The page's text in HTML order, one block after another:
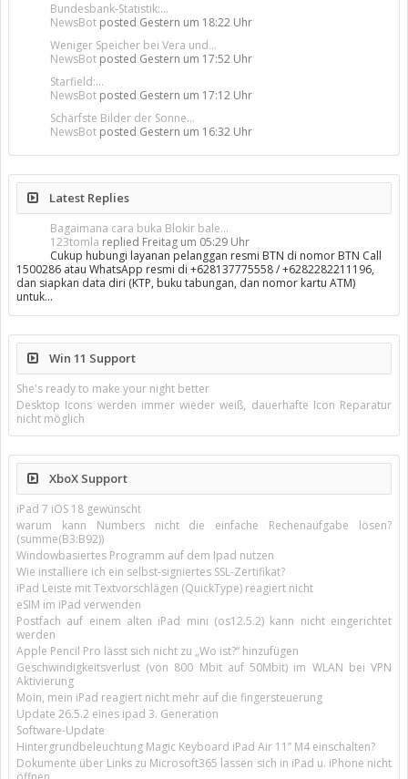
Bundesbank-Statistik:...
NewsBot posted Gestern um 18:22 Uhr
Weniger Speicher bei Vera und...
NewsBot posted Gestern um 17:52 Uhr
Starfield:...
NewsBot posted Gestern um 17:12 Uhr
Schärfste Bilder der Sonne...
NewsBot posted Gestern um 16:32 Uhr
Latest Replies
Bagaimana cara buka Blokir bale...
123tomla replied Freitag um 05:29 Uhr
Cukup hubungi layanan pelanggan resmi BTN di nomor BTN Call
1500286 atau WhatsApp resmi di +628137775558 / +6282282211196,
dan siapkan data diri (KTP, buku tabungan, dan nomor kartu ATM)
untuk…
Win 11 Support
She's ready to make your night better
Desktop Icons werden immer wieder weiß, dauerhafte Icon Reparatur
nicht möglich
XboX Support
iPad 7 iOS 18 gewünscht
warum kann Numbers nicht die einfache Rechenaufgabe lösen?
(summe(B3:B92))
Windowbasiertes Programm auf dem Ipad nutzen
Wie installiere ich ein selbst-signiertes SSL-Zertifikat?
iPad Leiste mit Textvorschlägen (QuickType) reagiert nicht
eSIM im iPad verwenden
Postfach auf einem alten iPad mini (os12.5.2) kann nicht eingerichtet
werden
Apple Pencil Pro lässt sich nicht zu „Wo ist?“ hinzufügen
Geschwindigkeitsverlust (von 800 Mbit auf 50Mbit) im WLAN bei VPN
Aktivierung
Moin, mein iPad reagiert nicht mehr auf die fingersteuerung
Update 26.5.2 eines ipad 3. Generation
Software-Update
Hintergrundbeleuchtung Magic Keyboard iPad Air 11’’ M4 einschalten?
Dokumente über Links zu Microsoft365 lassen sich in iPad u. iPhone nicht